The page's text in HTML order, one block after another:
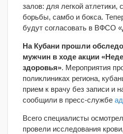
залов: для легкой атлетики,
борьбы, самбо и бокса.
будут согласовать в ВФСО
На Кубани прошли
мужчин в ходе акции
здоровья». Мероприятия
поликлиниках региона,
прием к врачу без записи и
сообщили в пресс-службе
Всего специалисты
провели исследования